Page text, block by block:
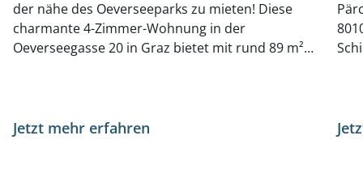
der nähe des Oeverseeparks zu mieten! Diese
charmante 4-Zimmer-Wohnung in der
Oeverseegasse 20 in Graz bietet mit rund 89 m²
und eine Wohnküche. Der Balkon lädt zum
Jetzt mehr erfahren
8010 Graz In